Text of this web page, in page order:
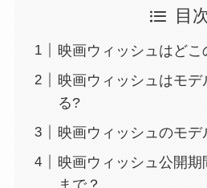
目
映画ウィッシュはどこ
映画ウィッシュはモ
る?
映画ウィッシュのモ
映画ウィッシュ公開
まで？